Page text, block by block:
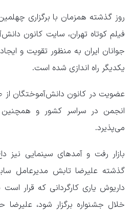
روز گذشته همزمان با برگزاری
فیلم کوتاه تهران، سایت کانون
جوانان ایران به‌ منظور تقویت و
یکدیگر راه اندازی شده است.
عضویت در کانون دانش‌آموختگان از
انجمن در سراسر کشور و
می‌پذیرد.
بازار رفت و آمد‌های سینمایی نیز
گذشته علیرضا تابش مدیرعامل
داریوش یاری کارگردانی که قرار
خلال جشنواره برگزار شود،